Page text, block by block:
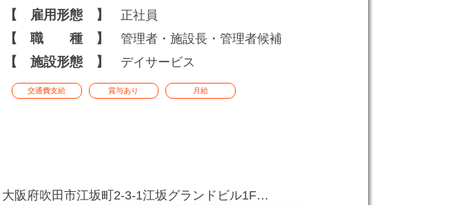
交通費支給 賞与あり 月給
【 雇用形態 】 正社員
【 職 種 】 管理者・施設長・管理者候補
【 施設形態 】 デイサービス
大阪府吹田市江坂町2-3-1江坂グランドビル1F…